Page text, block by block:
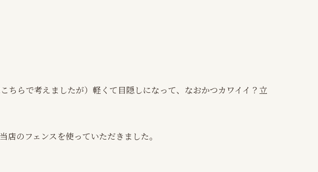
ちらで考えましたが）軽くて目隠しになって、なおかつカワイイ？立
のフェンスを使っていただきました。